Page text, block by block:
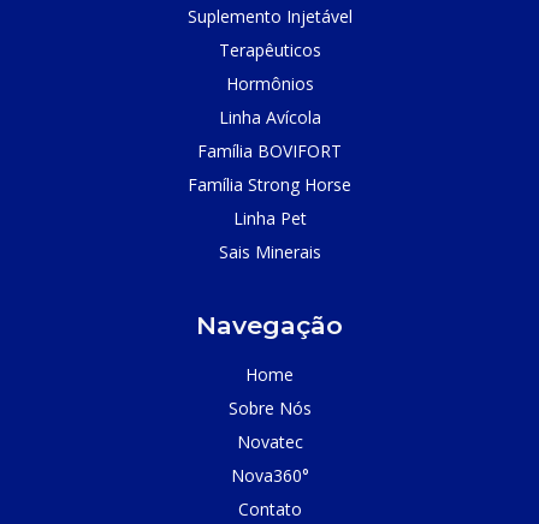
Suplemento Injetável
Terapêuticos
Hormônios
Linha Avícola
Família BOVIFORT
Família Strong Horse
Linha Pet
Sais Minerais
Navegação
Home
Sobre Nós
Novatec
Nova360°
Contato